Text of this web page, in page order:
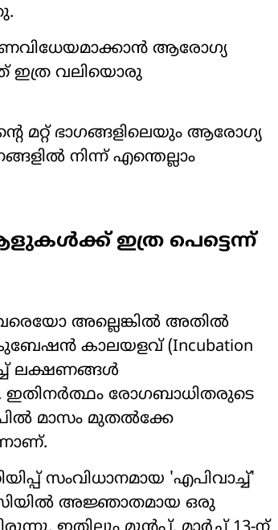
ആരോഗ്യ
ഇത്ര വലിയൊരു
മറ്റ് ഭാഗങ്ങളിലെയും ആരോഗ്യ
നിന്ന് എന്തെല്ലാം
ഇത്ര പെട്ടെന്ന്
അല്ലെങ്കിൽ അതിൽ
കാലയളവ് (Incubation
ലക്ഷണങ്ങൾ
രോഗബാധിതരുടെ
മാസം മുതൽക്കേ
സംവിധാനമായ 'എപിവാച്ച്'
അജ്ഞാതമായ ഒരു